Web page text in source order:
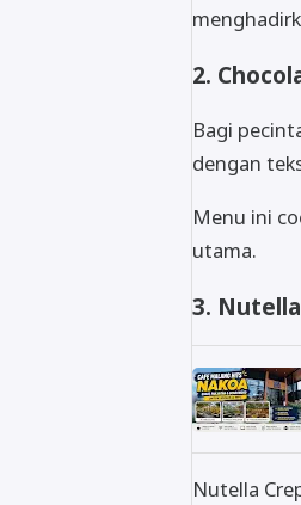
2.
Bagi
dengan
Menu ini
utama.
3.
Nutella